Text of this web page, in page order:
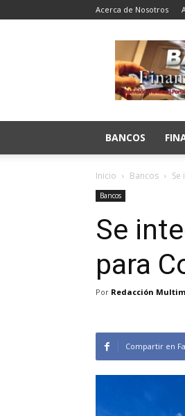
Acerca de Nosotros
Bancos
Finanzas
y
Valores
BANCOS
Inicio Bancos
Bancos
Se
para
Por Redacción
Compartir en